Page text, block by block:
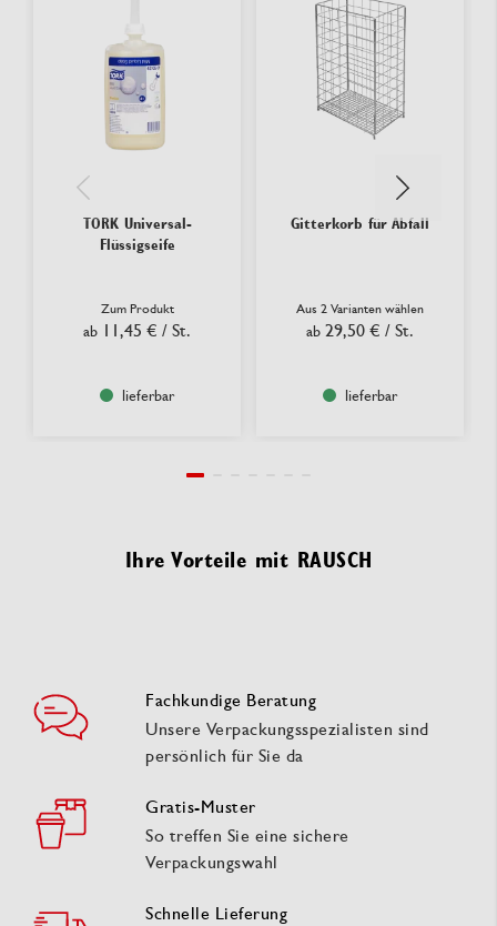
TORK Universal-
Flüssigseife
Zum Produkt
ab 11,45 € / St.
lieferbar
Gitterkorb für Abfall
Aus 2 Varianten wählen
ab 29,50 € / St.
lieferbar
Ihre Vorteile mit RAUSCH
Fachkundige Beratung
Unsere Verpackungsspezialisten sind
persönlich für Sie da
Gratis-Muster
So treffen Sie eine sichere
Verpackungswahl
Schnelle Lieferung